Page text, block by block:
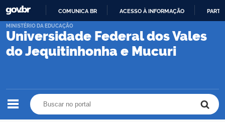
PARA
CONTEÚDO
COMUNICA BR ACESSO À INFORMAÇÃO
Universidade Federal dos Vales
do Jequitinhonha e Mucuri
MINISTÉRIO DA EDUCAÇÃO